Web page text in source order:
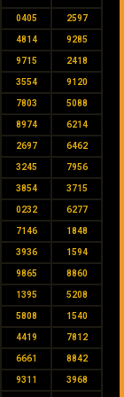
0405 2597
4814 9285
9715 2418
3554 9120
7803 5088
8974 6214
2697 6462
3245 7956
3854 3715
0232 6277
7146 1848
3936 1594
9865 8860
1395 5208
5808 1540
4419 7812
6661 8842
9311 3968